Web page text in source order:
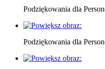
Podziękowania dla
Podziękowania dla